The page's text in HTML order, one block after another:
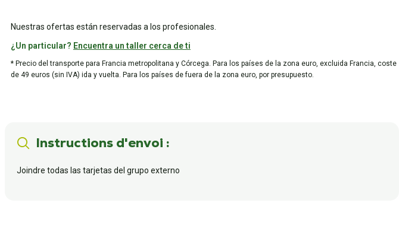
Nuestras ofertas están reservadas a los profesionales.
¿Un particular? Encuentra un taller cerca de ti
* Precio del transporte para Francia metropolitana y Córcega. Para los países de la zona euro, excluida Francia, coste
de 49 euros (sin IVA) ida y vuelta. Para los países de fuera de la zona euro, por presupuesto.
Instructions d'envoi :
Joindre todas las tarjetas del grupo externo